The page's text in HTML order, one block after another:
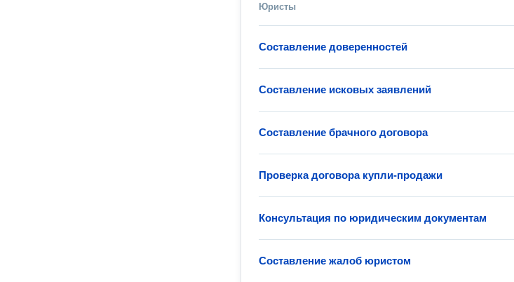
Юристы
Составление доверенностей
Составление исковых заявлений
Составление брачного договора
Проверка договора купли-продажи
Консультация по юридическим документам
Составление жалоб юристом